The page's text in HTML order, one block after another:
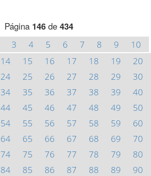
Página 146de 434
3 4 5 6 7 8 9
10
14 15 16 17 18 19
20
24 25 26 27 28 29
30
34 35 36 37 38 39
40
44 45 46 47 48 49
50
54 55 56 57 58 59
60
64 65 66 67 68 69
70
74 75 76 77 78 79
80
84 85 86 87 88 89
90